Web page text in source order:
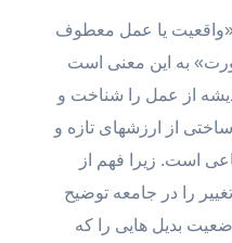
«واقعیت یا عمل معطوف
به این معنی است
از عمل را شناخت و
از ارزشهای تازه و
است. زیرا فهم از
را در جامعه توضیح
بدیل هایی را که